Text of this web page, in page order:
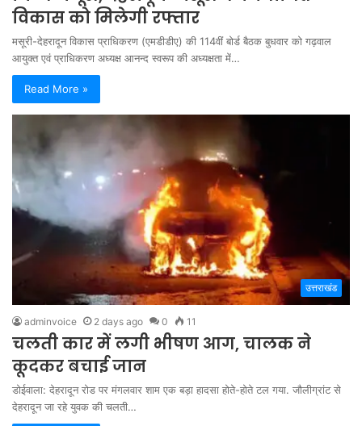
विकास को मिलेगी रफ्तार
मसूरी-देहरादून विकास प्राधिकरण (एमडीडीए) की 114वीं बोर्ड बैठक बुधवार को गढ़वाल
आयुक्त एवं प्राधिकरण अध्यक्ष आनन्द स्वरूप की अध्यक्षता में…
Read More »
उत्तराखंड
adminvoice 2 days ago 0 11
चलती कार में लगी भीषण आग, चालक ने
कूदकर बचाई जान
डोईवाला: देहरादून रोड पर मंगलवार शाम एक बड़ा हादसा होते-होते टल गया. जौलीग्रांट से
देहरादून जा रहे युवक की चलती…